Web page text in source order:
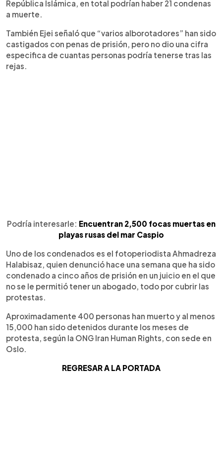
República Islámica, en total podrían haber 21 condenas
a muerte.
También Ejei señaló que “varios alborotadores” han sido
castigados con penas de prisión, pero no dio una cifra
especifica de cuantas personas podría tenerse tras las
rejas.
Podría interesarle: Encuentran 2,500 focas muertas en
playas rusas del mar Caspio
Uno de los condenados es el fotoperiodista Ahmadreza
Halabisaz, quien denunció hace una semana que ha sido
condenado a cinco años de prisión en un juicio en el que
no se le permitió tener un abogado, todo por cubrir las
protestas.
Aproximadamente 400 personas han muerto y al menos
15,000 han sido detenidos durante los meses de
protesta, según la ONG Iran Human Rights, con sede en
Oslo.
REGRESAR A LA PORTADA